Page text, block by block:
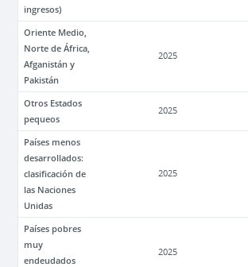
ingresos)
Oriente Medio,
Norte de África,
Afganistán y
Pakistán
2025
Otros Estados
pequeos
2025
Países menos
desarrollados:
clasificación de
las Naciones
Unidas
2025
Países pobres
muy
endeudados
2025